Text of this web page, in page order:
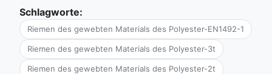
Schlagworte:
Riemen des gewebten Materials des Polyester-EN1492-1
Riemen des gewebten Materials des Polyester-3t
Riemen des gewebten Materials des Polyester-2t